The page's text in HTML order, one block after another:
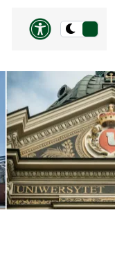
Przełącz
ciemną